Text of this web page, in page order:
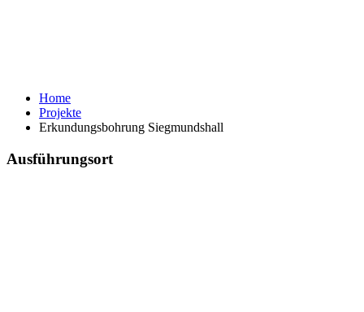
Home
Projekte
Erkundungsbohrung Siegmundshall
Ausführungsort